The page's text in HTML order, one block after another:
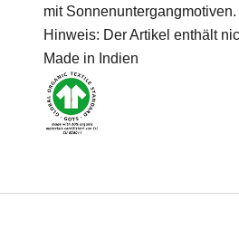
mit
Hinweis: Der Artikel enthält
Made in Indien